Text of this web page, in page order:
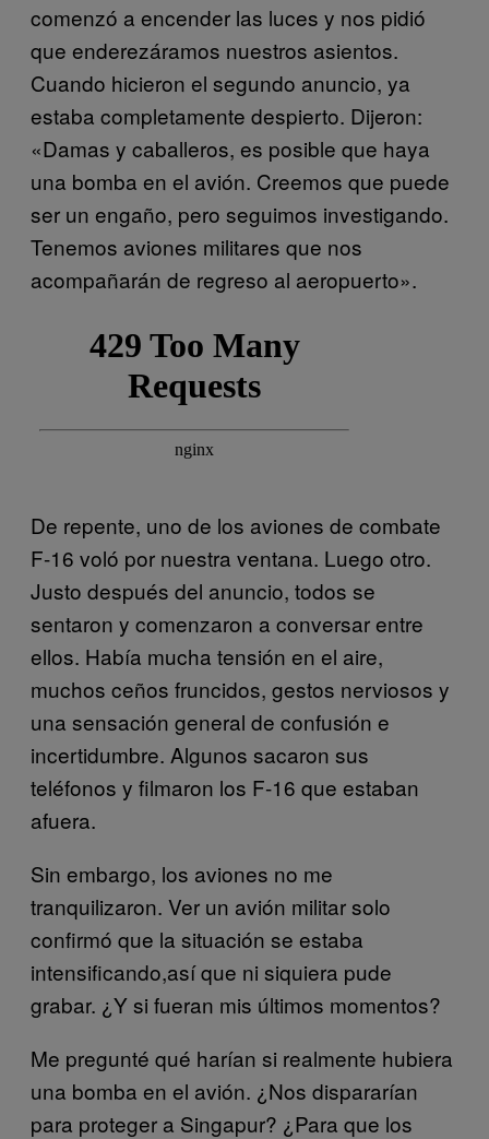
comenzó a encender las luces y nos pidió
que enderezáramos nuestros asientos.
Cuando hicieron el segundo anuncio, ya
estaba completamente despierto. Dijeron:
«Damas y caballeros, es posible que haya
una bomba en el avión. Creemos que puede
ser un engaño, pero seguimos investigando.
Tenemos aviones militares que nos
acompañarán de regreso al aeropuerto».
De repente, uno de los aviones de combate
F-16 voló por nuestra ventana. Luego otro.
Justo después del anuncio, todos se
sentaron y comenzaron a conversar entre
ellos. Había mucha tensión en el aire,
muchos ceños fruncidos, gestos nerviosos y
una sensación general de confusión e
incertidumbre. Algunos sacaron sus
teléfonos y filmaron los F-16 que estaban
afuera.
Sin embargo, los aviones no me
tranquilizaron. Ver un avión militar solo
confirmó que la situación se estaba
intensificando,así que ni siquiera pude
grabar. ¿Y si fueran mis últimos momentos?
Me pregunté qué harían si realmente hubiera
una bomba en el avión. ¿Nos dispararían
para proteger a Singapur? ¿Para que los